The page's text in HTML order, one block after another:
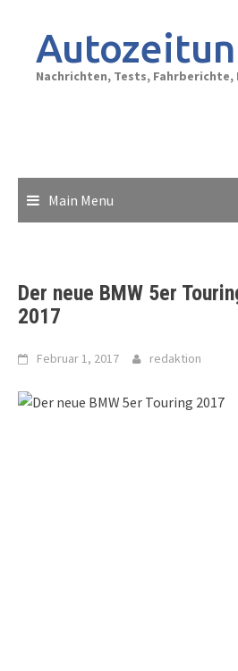
content
Nachrichten, Tests,
Main Menu
Der neue BMW 5er
2017
Februar 1, 2017 redaktion